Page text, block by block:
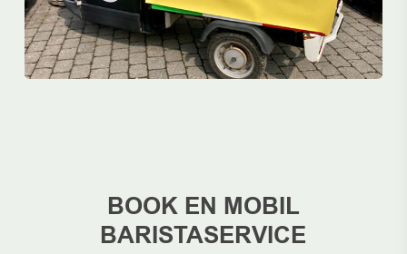
BOOK EN MOBIL
BARISTASERVICE